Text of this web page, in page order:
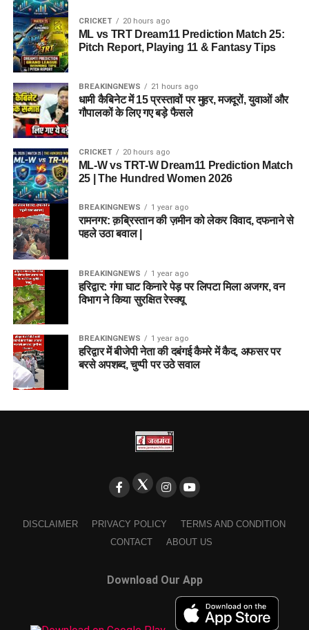
CRICKET 20 hours ago
ML vs TRT Dream11 Prediction Match 25:
Pitch Report, Playing 11 & Fantasy Tips
BREAKINGNEWS 21 hours ago
धामी कैबिनेट में 15 प्रस्तावों पर मुहर, मजदूरों, युवाओं और
गौपालकों के लिए गए बड़े फैसले
CRICKET 20 hours ago
ML-W vs TRT-W Dream11 Prediction Match
25 | The Hundred Women 2026
BREAKINGNEWS 1 year ago
रामनगर: क़ब्रिस्तान की ज़मीन को लेकर विवाद, दफनाने से
पहले उठा बवाल |
BREAKINGNEWS 1 year ago
हरिद्वार: गंगा घाट किनारे पेड़ पर लिपटा मिला अजगर, वन
विभाग ने किया सुरक्षित रेस्क्यू
BREAKINGNEWS 1 year ago
हरिद्वार में बीजेपी नेता की दबंगई कैमरे में कैद, अफसर पर
बरसे अपशब्द, चुप्पी पर उठे सवाल
DISCLAIMER PRIVACY POLICY
TERMS AND CONDITION
CONTACT
ABOUT US
Download Our App